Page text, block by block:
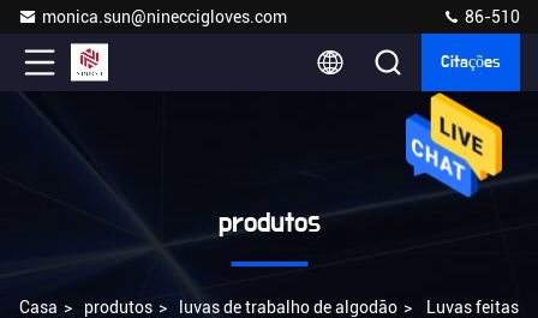
monica.sun@nineccigloves.com 86-510
Citações
produtos
Casa > produtos > luvas de trabalho de algodão > Luvas feitas